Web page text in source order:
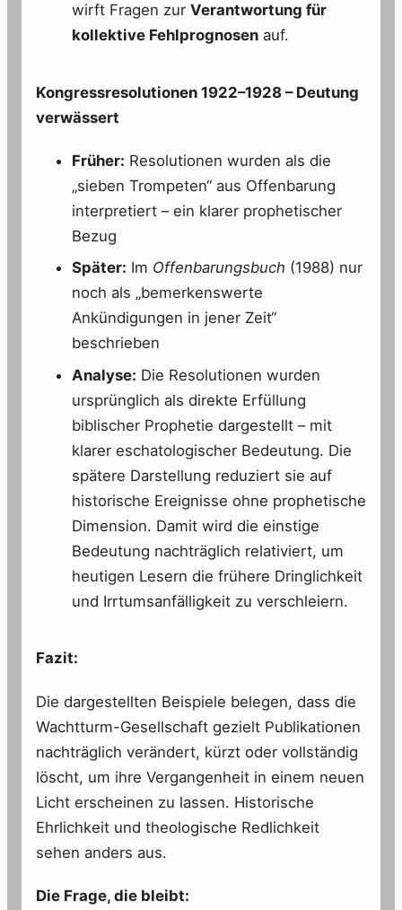
wirft Fragen zur Verantwortung für
kollektive Fehlprognosen auf.
Kongressresolutionen 1922–1928 – Deutung
verwässert
Früher: Resolutionen wurden als die
„sieben Trompeten“ aus Offenbarung
interpretiert – ein klarer prophetischer
Bezug
Später: Im Offenbarungsbuch (1988) nur
noch als „bemerkenswerte
Ankündigungen in jener Zeit“
beschrieben
Analyse: Die Resolutionen wurden
ursprünglich als direkte Erfüllung
biblischer Prophetie dargestellt – mit
klarer eschatologischer Bedeutung. Die
spätere Darstellung reduziert sie auf
historische Ereignisse ohne prophetische
Dimension. Damit wird die einstige
Bedeutung nachträglich relativiert, um
heutigen Lesern die frühere Dringlichkeit
und Irrtumsanfälligkeit zu verschleiern.
Fazit:
Die dargestellten Beispiele belegen, dass die
Wachtturm-Gesellschaft gezielt Publikationen
nachträglich verändert, kürzt oder vollständig
löscht, um ihre Vergangenheit in einem neuen
Licht erscheinen zu lassen. Historische
Ehrlichkeit und theologische Redlichkeit
sehen anders aus.
Die Frage, die bleibt: